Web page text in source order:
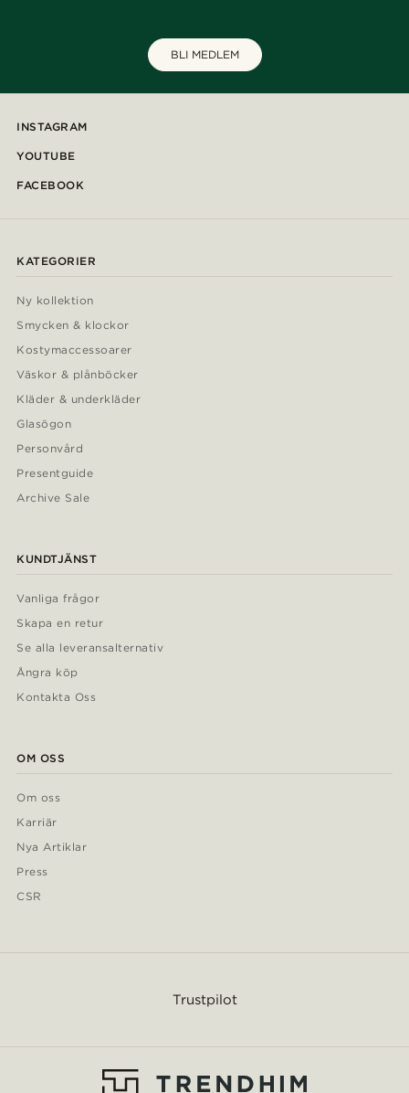
BLI MEDLEM
INSTAGRAM
YOUTUBE
FACEBOOK
KATEGORIER
Ny kollektion
Smycken & klockor
Kostymaccessoarer
Väskor & plånböcker
Kläder & underkläder
Glasögon
Personvård
Presentguide
Archive Sale
KUNDTJÄNST
Vanliga frågor
Skapa en retur
Se alla leveransalternativ
Ångra köp
Kontakta Oss
OM OSS
Om oss
Karriär
Nya Artiklar
Press
CSR
Trustpilot